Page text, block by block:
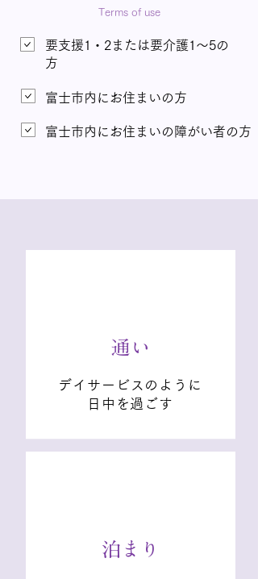
Terms of use
要支援1・2または要介護1～5の
方
富士市内にお住まいの方
富士市内にお住まいの障がい者の方
通い
デイサービスのように
日中を過ごす
泊まり